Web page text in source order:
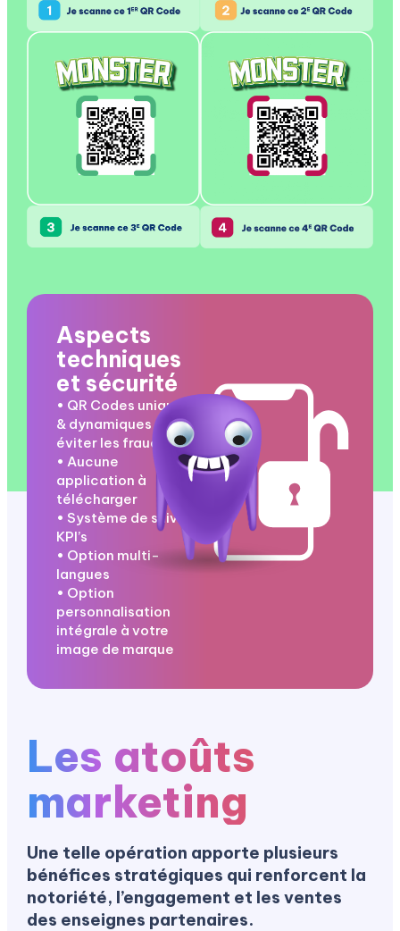
Aspects
techniques
et sécurité
• QR Codes uniques
& dynamiques pour
éviter les fraudes
• Aucune
application à
télécharger
• Système de suivi
KPI’s
• Option multi-
langues
• Option
personnalisation
intégrale à votre
image de marque
Les atoûts
marketing
Une telle opération apporte plusieurs
bénéfices stratégiques qui renforcent la
notoriété, l’engagement et les ventes
des enseignes partenaires.